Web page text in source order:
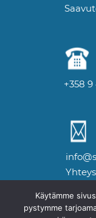
+358
Käytämme
pystymme